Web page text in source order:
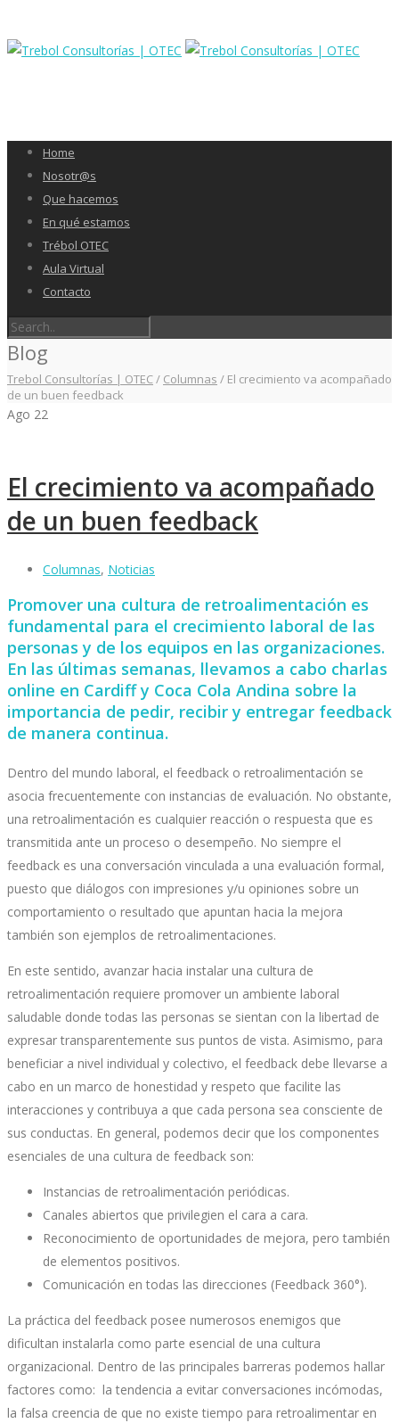
Home
Nosotr@s
Que hacemos
En qué estamos
Trébol OTEC
Aula Virtual
Contacto
Blog
Trebol Consultorías | OTEC/ Columnas / El crecimiento va acompañado
de un buen feedback
Ago 22
El crecimiento va acompañado
de un buen feedback
Columnas, Noticias
Promover una cultura de retroalimentación es
fundamental para el crecimiento laboral de las
personas y de los equipos en las organizaciones.
En las últimas semanas, llevamos a cabo charlas
online en Cardiff y Coca Cola Andina sobre la
importancia de pedir, recibir y entregar feedback
de manera continua.
Dentro del mundo laboral, el feedback o retroalimentación se
asocia frecuentemente con instancias de evaluación. No obstante,
una retroalimentación es cualquier reacción o respuesta que es
transmitida ante un proceso o desempeño. No siempre el
feedback es una conversación vinculada a una evaluación formal,
puesto que diálogos con impresiones y/u opiniones sobre un
comportamiento o resultado que apuntan hacia la mejora
también son ejemplos de retroalimentaciones.
En este sentido, avanzar hacia instalar una cultura de
retroalimentación requiere promover un ambiente laboral
saludable donde todas las personas se sientan con la libertad de
expresar transparentemente sus puntos de vista. Asimismo, para
beneficiar a nivel individual y colectivo, el feedback debe llevarse a
cabo en un marco de honestidad y respeto que facilite las
interacciones y contribuya a que cada persona sea consciente de
sus conductas. En general, podemos decir que los componentes
esenciales de una cultura de feedback son:
Instancias de retroalimentación periódicas.
Canales abiertos que privilegien el cara a cara.
Reconocimiento de oportunidades de mejora, pero también
de elementos positivos.
Comunicación en todas las direcciones (Feedback 360°).
La práctica del feedback posee numerosos enemigos que
dificultan instalarla como parte esencial de una cultura
organizacional. Dentro de las principales barreras podemos hallar
factores como: la tendencia a evitar conversaciones incómodas,
la falsa creencia de que no existe tiempo para retroalimentar en